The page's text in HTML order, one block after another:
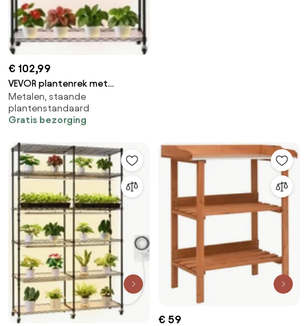
€ 102,99
VEVOR plantenrek met
kweeklamp 90x35x150 cm,
plantenstandaard met 4 lagen,
plantenplank met wielen, 90W
metalen bloemenrek voor
zaadkieming
Metalen, staande
plantenstandaard
Gratis bezorging
€ 59